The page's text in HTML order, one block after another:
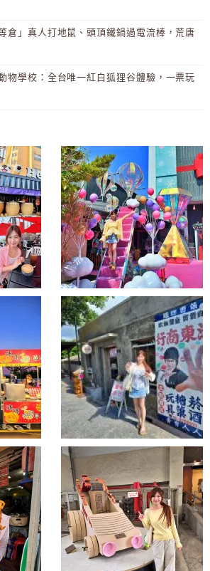
倉」真人打地鼠、頭頂鐵鍋過電流棒，荒唐
物學校：全台唯一紅白狐狸谷體驗，一票玩